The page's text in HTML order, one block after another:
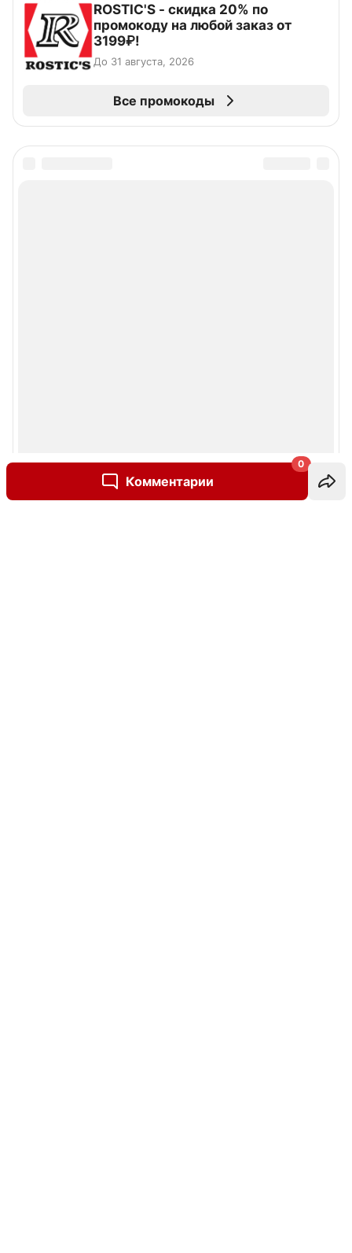
Комментарии
0
ROSTIC'S - скидка 20% по
промокоду на любой заказ от
3199₽!
До 31 августа, 2026
Все промокоды